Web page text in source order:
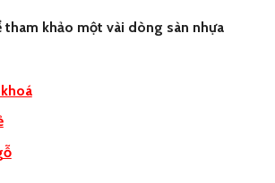
tham khảo một vài dòng sàn nhựa